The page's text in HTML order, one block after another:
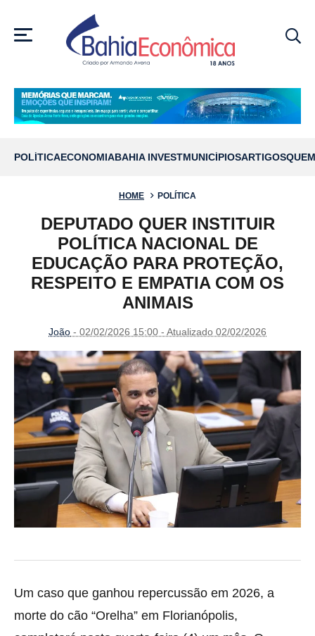
MENU
POLÍTICAECONOMIABAHIA INVESTMUNICÍPIOSARTIGOS
HOME POLÍTICA
DEPUTADO QUER INSTITUIR
POLÍTICA NACIONAL DE
EDUCAÇÃO PARA PROTEÇÃO,
RESPEITO E EMPATIA COM OS
ANIMAIS
João - 02/02/2026 15:00 - Atualizado 02/02/2026
Um caso que ganhou repercussão em 2026, a
morte do cão “Orelha” em Florianópolis,